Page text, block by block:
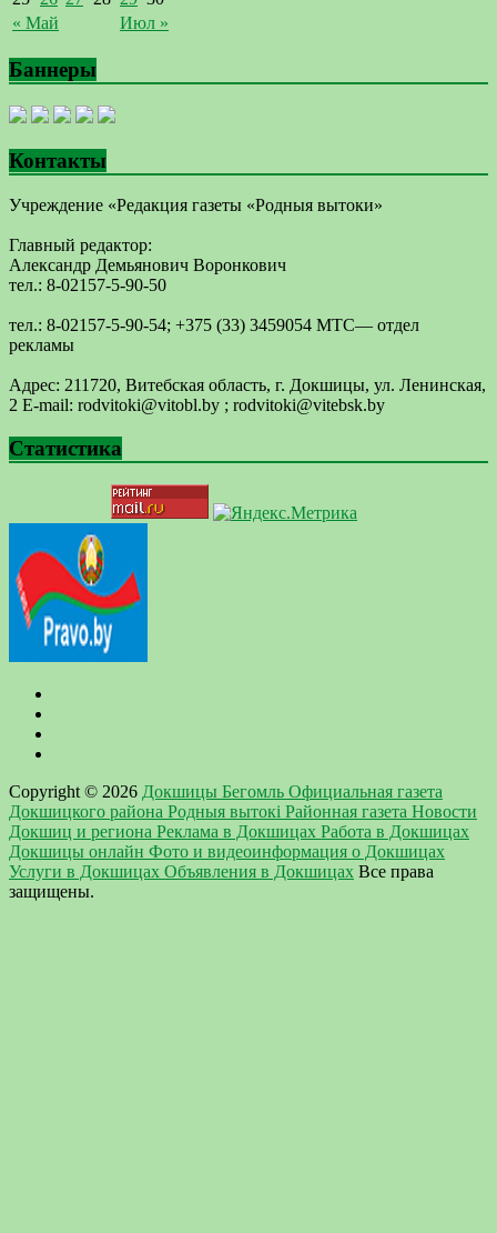
« Май Июл »
Баннеры
Контакты
Учреждение «Редакция газеты «Родныя вытоки»
Главный редактор:
Александр Демьянович Воронкович
тел.: 8-02157-5-90-50
тел.: 8-02157-5-90-54; +375 (33) 3459054 МТС— отдел
рекламы
Адрес: 211720, Витебская область, г. Докшицы, ул. Ленинская,
2 E-mail: ​rodvitoki@​​vitobl​.by ; rodvitoki@vitebsk.by
Статистика
Copyright © 2026 Докшицы Бегомль Официальная газета
Докшицкого района Родныя вытокi Районная газета Новости
Докшиц и региона Реклама в Докшицах Работа в Докшицах
Докшицы онлайн Фото и видеоинформация о Докшицах
Услуги в Докшицах Объявления в Докшицах Все права
защищены.